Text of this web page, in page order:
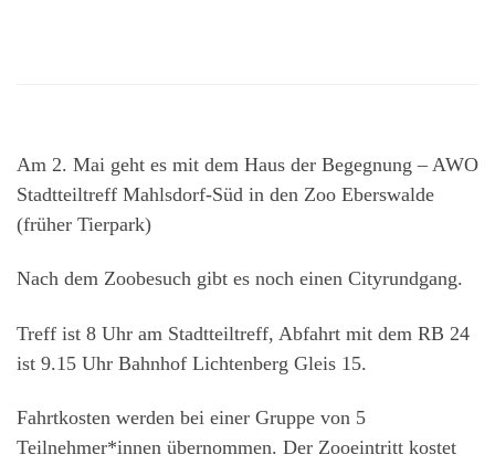
Am 2. Mai geht es mit dem Haus der Begegnung – AWO
Stadtteiltreff Mahlsdorf-Süd in den Zoo Eberswalde
(früher Tierpark)
Nach dem Zoobesuch gibt es noch einen Cityrundgang.
Treff ist 8 Uhr am Stadtteiltreff, Abfahrt mit dem RB 24
ist 9.15 Uhr Bahnhof Lichtenberg Gleis 15.
Fahrtkosten werden bei einer Gruppe von 5
Teilnehmer*innen übernommen. Der Zooeintritt kostet